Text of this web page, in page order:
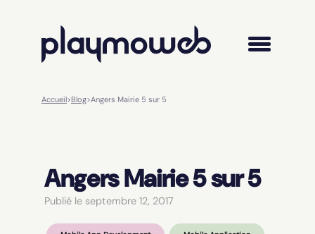
Accueil>Blog>Angers Mairie 5 sur 5
Angers Mairie 5 sur 5
Publié le septembre 12, 2017